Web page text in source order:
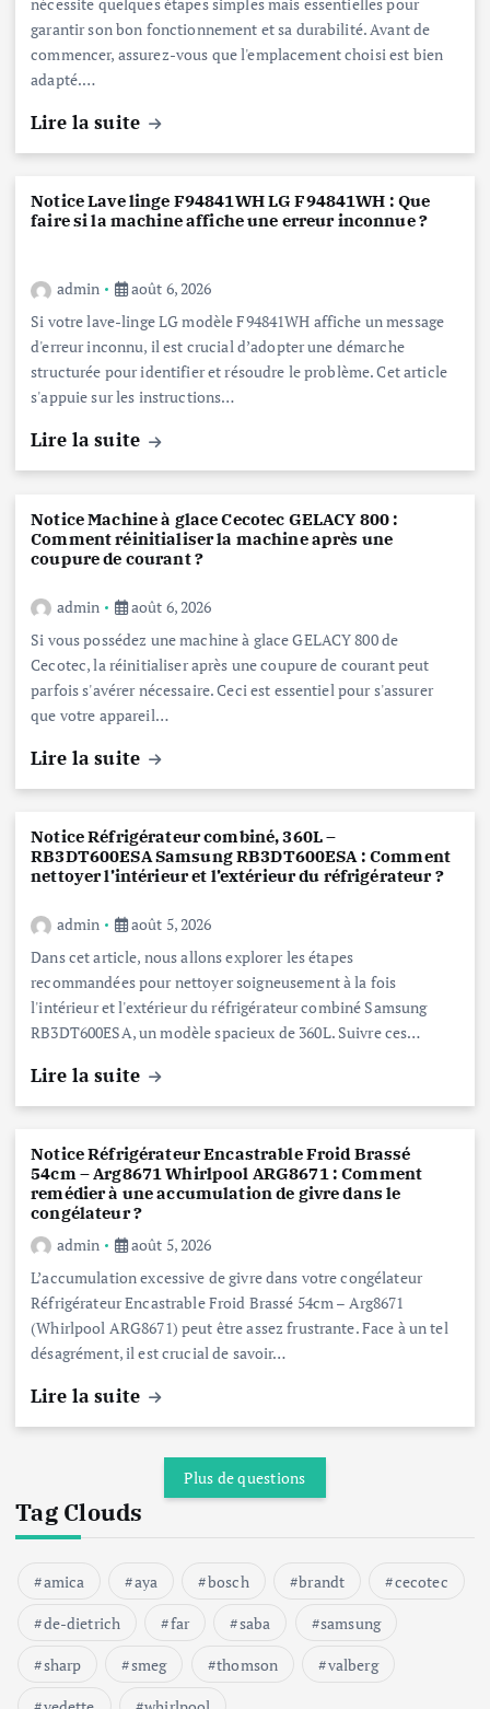
garantir son bon fonctionnement et sa durabilité. Avant de
commencer, assurez-vous que l'emplacement choisi est bien
adapté.…
Lire la suite
Notice Lave linge F94841WH LG F94841WH : Que
faire si la machine affiche une erreur inconnue ?
admin
août 6, 2026
Si votre lave-linge LG modèle F94841WH affiche un message
d'erreur inconnu, il est crucial d’adopter une démarche
structurée pour identifier et résoudre le problème. Cet article
s'appuie sur les instructions…
Lire la suite
Notice Machine à glace Cecotec GELACY 800 :
Comment réinitialiser la machine après une
coupure de courant ?
admin
août 6, 2026
Si vous possédez une machine à glace GELACY 800 de
Cecotec, la réinitialiser après une coupure de courant peut
parfois s'avérer nécessaire. Ceci est essentiel pour s'assurer
que votre appareil…
Lire la suite
Notice Réfrigérateur combiné, 360L –
RB3DT600ESA Samsung RB3DT600ESA : Comment
nettoyer l’intérieur et l’extérieur du réfrigérateur ?
admin
août 5, 2026
Dans cet article, nous allons explorer les étapes
recommandées pour nettoyer soigneusement à la fois
l'intérieur et l'extérieur du réfrigérateur combiné Samsung
RB3DT600ESA, un modèle spacieux de 360L. Suivre ces…
Lire la suite
Notice Réfrigérateur Encastrable Froid Brassé
54cm – Arg8671 Whirlpool ARG8671 : Comment
remédier à une accumulation de givre dans le
congélateur ?
admin
août 5, 2026
L’accumulation excessive de givre dans votre congélateur
Réfrigérateur Encastrable Froid Brassé 54cm – Arg8671
(Whirlpool ARG8671) peut être assez frustrante. Face à un tel
désagrément, il est crucial de savoir…
Lire la suite
Plus de questions
Tag Clouds
amica aya bosch brandt
cecotec
de-dietrich
far saba
samsung
sharp
smeg thomson
valberg